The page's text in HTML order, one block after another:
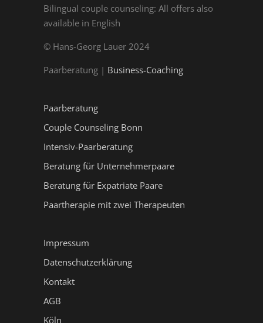
Bilingual couple counseling: All offers also
available in English
© Hans-Georg Lauer 2024
Paarberatung | Business-Coaching
Paarberatung
Couple Counseling Bonn
Intensiv-Paarberatung
Beratung für Unternehmerpaare
Beratung für Expatriate Paare
Paartherapie mit zwei Therapeuten
Impressum
Datenschutzerklärung
Kontakt
AGB
Köln